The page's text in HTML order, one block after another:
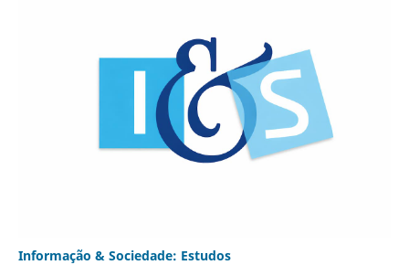
Informação & Sociedade: Estudos